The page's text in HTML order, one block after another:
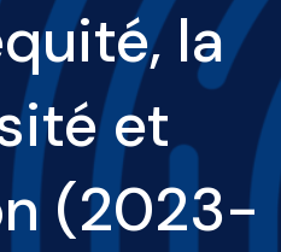
la
et
(2023-